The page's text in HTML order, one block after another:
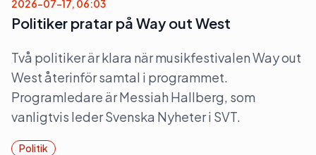
2026-07-17, 06:03
Politiker pratar på Way out West
Två politiker är klara när musikfestivalen Way out
West återinför samtal i programmet.
Programledare är Messiah Hallberg, som
vanligtvis leder Svenska Nyheter i SVT.
Politik